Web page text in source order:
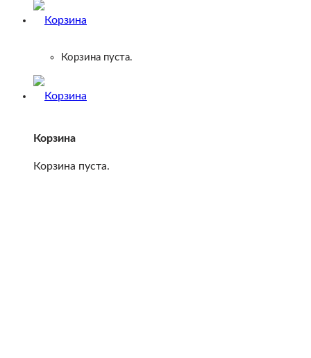
Корзина пуста.
Корзина
Корзина пуста.